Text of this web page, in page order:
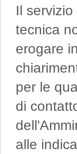
Il
tecnica
erogare
per le
di
alle